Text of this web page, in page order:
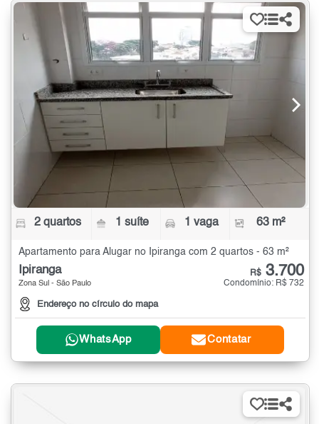
2 quartos 1 suíte 1 vaga 63 m²
Apartamento para Alugar no Ipiranga com 2 quartos - 63 m²
Ipiranga
Zona Sul - São Paulo
Endereço no círculo do mapa
R$ 3.700
Condomínio: R$ 732
WhatsApp Contatar